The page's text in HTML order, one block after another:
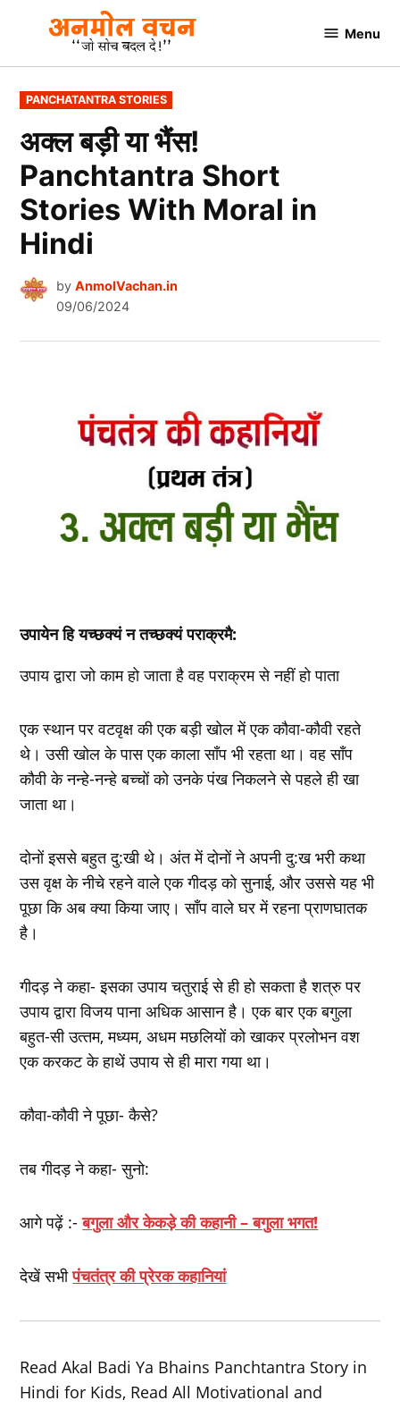
content
AnmolVachan.in
Menu
POSTED
IN
PANCHATANTRA STORIES
अक्‍ल बड़ी या भैंस!
Panchtantra Short
Stories With Moral in
Hindi
by AnmolVachan.in
09/06/2024
उपायेन हि यच्‍छक्‍यं न तच्‍छक्‍यं पराक्रमै:
उपाय द्वारा जो काम हो जाता है वह पराक्रम से नहीं हो पाता
एक स्‍थान पर वटवृक्ष की एक बड़ी खोल में एक कौवा-कौवी रहते
थे। उसी खोल के पास एक काला सॉंप भी रहता था। वह सॉंप
कौवी के नन्‍हे-नन्‍हे बच्‍चों को उनके पंख निकलने से पहले ही खा
जाता था।
दोनों इससे बहुत दु:खी थे। अंत में दोनों ने अपनी दु:ख भरी कथा
उस वृक्ष के नीचे रहने वाले एक गीदड़ को सुनाई, और उससे यह भी
पूछा कि अब क्‍या किया जाए। सॉंप वाले घर में रहना प्राणघातक
है।
गीदड़ ने कहा- इसका उपाय चतुराई से ही हो सकता है शत्रु पर
उपाय द्वारा विजय पाना अधिक आसान है। एक बार एक बगुला
बहुत-सी उत्‍तम, मध्‍यम, अधम मछलियों को खाकर प्रलोभन वश
एक करकट के हाथें उपाय से ही मारा गया था।
कौवा-कौवी ने पूछा- कैसे?
तब गीदड़ ने कहा- सुनो:
आगे पढ़ें :-बगुला और केकड़े की कहानी – बगुला भगत!
देखें सभीपंचतंत्र की प्रेरक कहानियां
Read Akal Badi Ya Bhains Panchtantra Story in
Hindi for Kids, Read All Motivational and